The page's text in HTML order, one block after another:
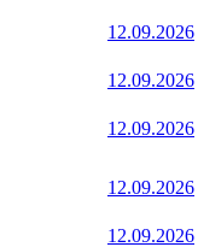
12.09.2026
12.09.2026
12.09.2026
12.09.2026
12.09.2026